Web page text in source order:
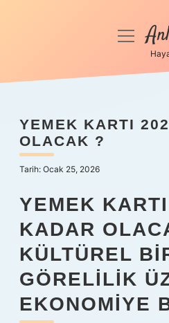
Anasayfa
Yasal Uyarı
Hakkımızda
menüyü
YEMEK KARTI
OLACAK ?
Tarih: Ocak 25, 2026
YEMEK
KADAR
KÜLTÜREL
GÖRELILIK
EKONOMIYE